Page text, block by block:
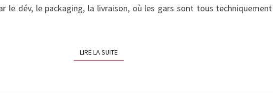
le dév, le packaging, la livraison, où les gars sont tous techniquement
LIRE LA SUITELIRE LA SUITE